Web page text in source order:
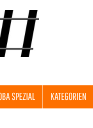
SPEZIAL KATEGORIEN